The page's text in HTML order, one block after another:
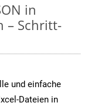
in
– Schritt-
und einfache
Dateien in